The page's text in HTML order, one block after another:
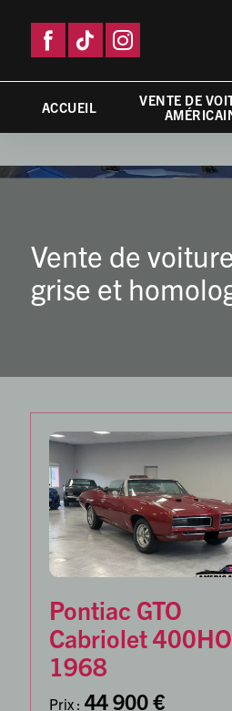
ACCUEIL
VENTE DE
Vente de
grise et
Pontiac GTO
Cabriolet 400HO
1968
Prix : 44 900 €